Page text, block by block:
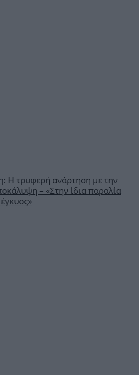
Η τρυφερή ανάρτηση με την
– «Στην ίδια παραλία